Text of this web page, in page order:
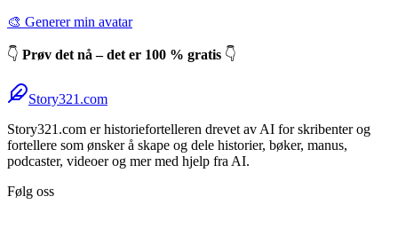
🎨 Generer min avatar
👇 Prøv det nå – det er 100 % gratis 👇
Story321.com
Story321.com er historiefortelleren drevet av AI for skribenter og
fortellere som ønsker å skape og dele historier, bøker, manus,
podcaster, videoer og mer med hjelp fra AI.
Følg oss